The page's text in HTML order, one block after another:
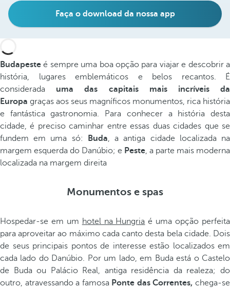
Faça o download da nossa app
Budapeste é sempre uma boa opção para viajar e descobrir a
história, lugares emblemáticos e belos recantos. É
considerada uma das capitais mais incríveis da
Europa graças aos seus magníficos monumentos, rica história
e fantástica gastronomia. Para conhecer a história desta
cidade, é preciso caminhar entre essas duas cidades que se
fundem em uma só:
Buda, a antiga cidade localizada na
margem esquerda do Danúbio; e Peste, a parte mais moderna
localizada na margem direita
Monumentos e spas
Hospedar-se em um hotel na Hungria é uma opção perfeita
para aproveitar ao máximo cada canto desta bela cidade. Dois
de seus principais pontos de interesse estão localizados em
cada lado do Danúbio. Por um lado, em Buda está o Castelo
de Buda ou Palácio Real, antiga residência da realeza; do
outro, atravessando a famosa Ponte das Correntes, chega-se